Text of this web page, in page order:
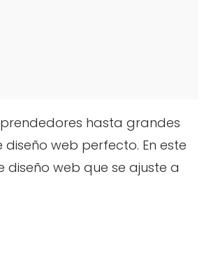
hasta grandes
web perfecto. En este
web que se ajuste a